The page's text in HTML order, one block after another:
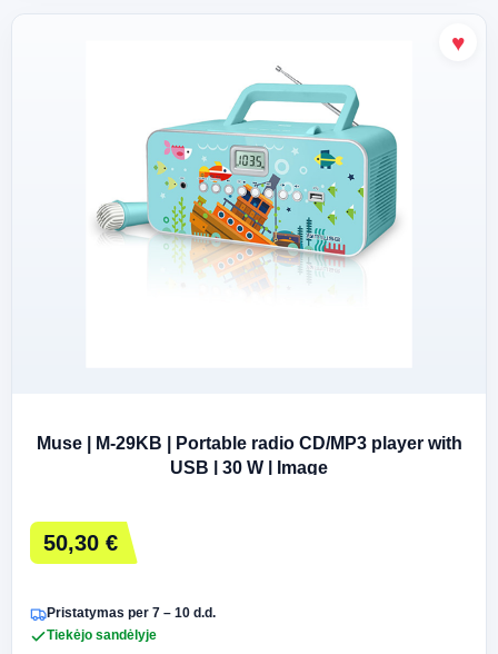
Muse | M-29KB | Portable radio CD/MP3 player with
USB | 30 W | Image
50,30 €
Pristatymas per 7 – 10 d.d.
Tiekėjo sandėlyje